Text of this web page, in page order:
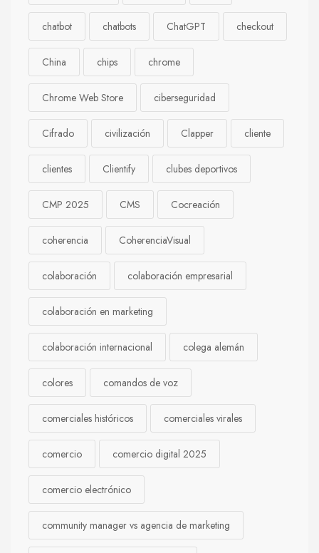
chatbot chatbots ChatGPT checkout
China chips chrome
Chrome Web Store ciberseguridad
Cifrado civilización Clapper cliente
clientes Clientify clubes deportivos
CMP 2025 CMS Cocreación
coherencia CoherenciaVisual
colaboración colaboración empresarial
colaboración en marketing
colaboración internacional colega alemán
colores comandos de voz
comerciales históricos comerciales virales
comercio comercio digital 2025
comercio electrónico
community manager vs agencia de marketing